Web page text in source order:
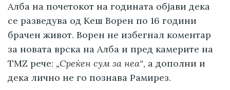
Алба на почетокот на годината објави дека
се разведува од Кеш Ворен по 16 години
брачен живот. Ворен не избегнал коментар
за новата врска на Алба и пред камерите на
TMZ рече: „Среќен сум за неа“, а дополни и
дека лично не го познава Рамирез.